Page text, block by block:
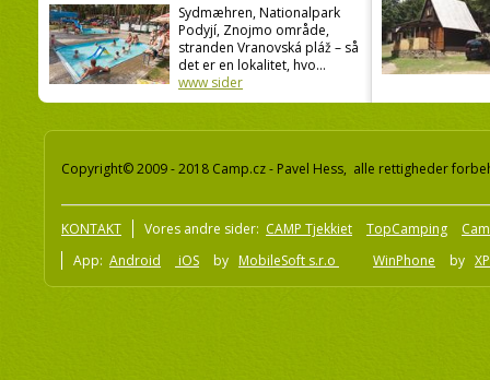
Sydmæhren, Nationalpark
Podyjí, Znojmo område,
stranden Vranovská pláž – så
det er en lokalitet, hvo...
www sider
Copyright© 2009 - 2018 Camp.cz - Pavel Hess, alle rettigheder
KONTAKT Vores andre sider: CAMP Tjekkiet TopCamping
App: Android iOS by MobileSoft s.r.o WinPhone by